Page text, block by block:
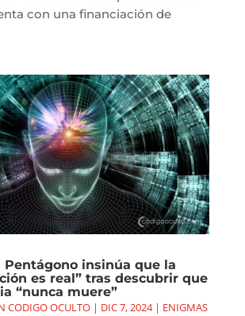
con una financiación de
Pentágono insinúa que la
es real” tras descubrir que
“nunca muere”
CODIGO OCULTO| DIC 7, 2024| ENIGMAS